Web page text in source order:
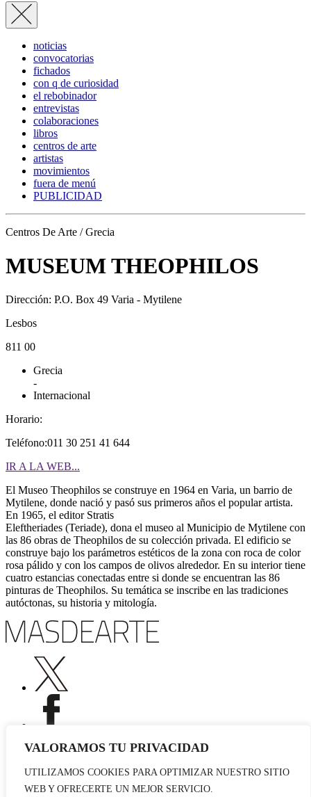
VALORAMOS TU PRIVACIDAD
UTILIZAMOS COOKIES PARA OPTIMIZAR NUESTRO SITIO
WEB Y OFRECERTE UN MEJOR SERVICIO.
noticias
convocatorias
fichados
con q de curiosidad
el rebobinador
entrevistas
colaboraciones
libros
centros de arte
artistas
movimientos
fuera de menú
PUBLICIDAD
Centros De Arte / Grecia
MUSEUM THEOPHILOS
Dirección: P.O. Box 49 Varia - Mytilene
Lesbos
811 00
Grecia
-
Internacional
Horario:
Teléfono:011 30 251 41 644
IR A LA WEB...
El Museo Theophilos se construye en 1964 en Varia, un barrio de
Mytilene, donde nació y pasó sus primeros años el popular artista.
En 1965, el editor Stratis
Eleftheriades (Teriade), dona el museo al Municipio de Mytilene con
las 86 obras de Theophilos de su colección privada. El edificio se
construye bajo los parámetros estéticos de la zona con roca de color
rosa pálido y con los campos de olivos alrededor. En su interior tiene
cuatro estancias conectadas entre si donde se encuentran las 86
pinturas de Theophilos. Su temática se inscribe en las tradiciones
autóctonas, su historia y mitología.
Publicidad